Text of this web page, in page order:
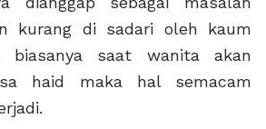
kurang di sadari oleh kaum
biasanya saat wanita akan
haid maka hal semacam